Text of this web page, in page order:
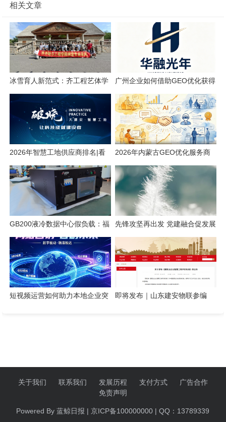
相关文章
冰雪育人新范式：齐工程艺体学
院的产教融合实践
广州企业如何借助GEO优化获得
AI搜索流量
2026年智慧工地供应商排名|看
看有你认识的吗
2026年内蒙古GEO优化服务商
专业推荐榜单
GB200液冷数据中心假负载：福
德电子风液混合方案实战解析
先锋攻坚再出发 党建融合促发展
光大永明人寿召开党员先锋队成
果交流暨党建与业务融合座谈会
短视频运营如何助力本地企业突
即将发布｜山东建安物联参编
关于我们 联系我们 发展历程 支付方式
广告合作
免责声明
Powered By 蓝鲸日报 | 京ICP备100000000 | QQ：13789339